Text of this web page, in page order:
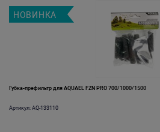
Губка-префильтр для AQUAEL FZN PRO 700/1000/1500
Артикул: AQ-133110
НОВИНКА